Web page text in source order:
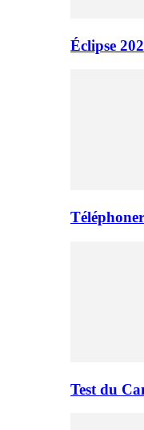
Éclipse
Test du